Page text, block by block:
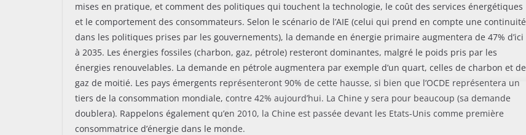
mises en pratique, et comment des politiques qui touchent la technologie, le coût des services énergétiques
et le comportement des consommateurs. Selon le scénario de l’AIE (celui qui prend en compte une continuité
dans les politiques prises par les gouvernements), la demande en énergie primaire augmentera de 47% d’ici
à 2035. Les énergies fossiles (charbon, gaz, pétrole) resteront dominantes, malgré le poids pris par les
énergies renouvelables. La demande en pétrole augmentera par exemple d’un quart, celles de charbon et de
gaz de moitié. Les pays émergents représenteront 90% de cette hausse, si bien que l’OCDE représentera un
tiers de la consommation mondiale, contre 42% aujourd’hui. La Chine y sera pour beaucoup (sa demande
doublera). Rappelons également qu’en 2010, la Chine est passée devant les Etats-Unis comme première
consommatrice d’énergie dans le monde.